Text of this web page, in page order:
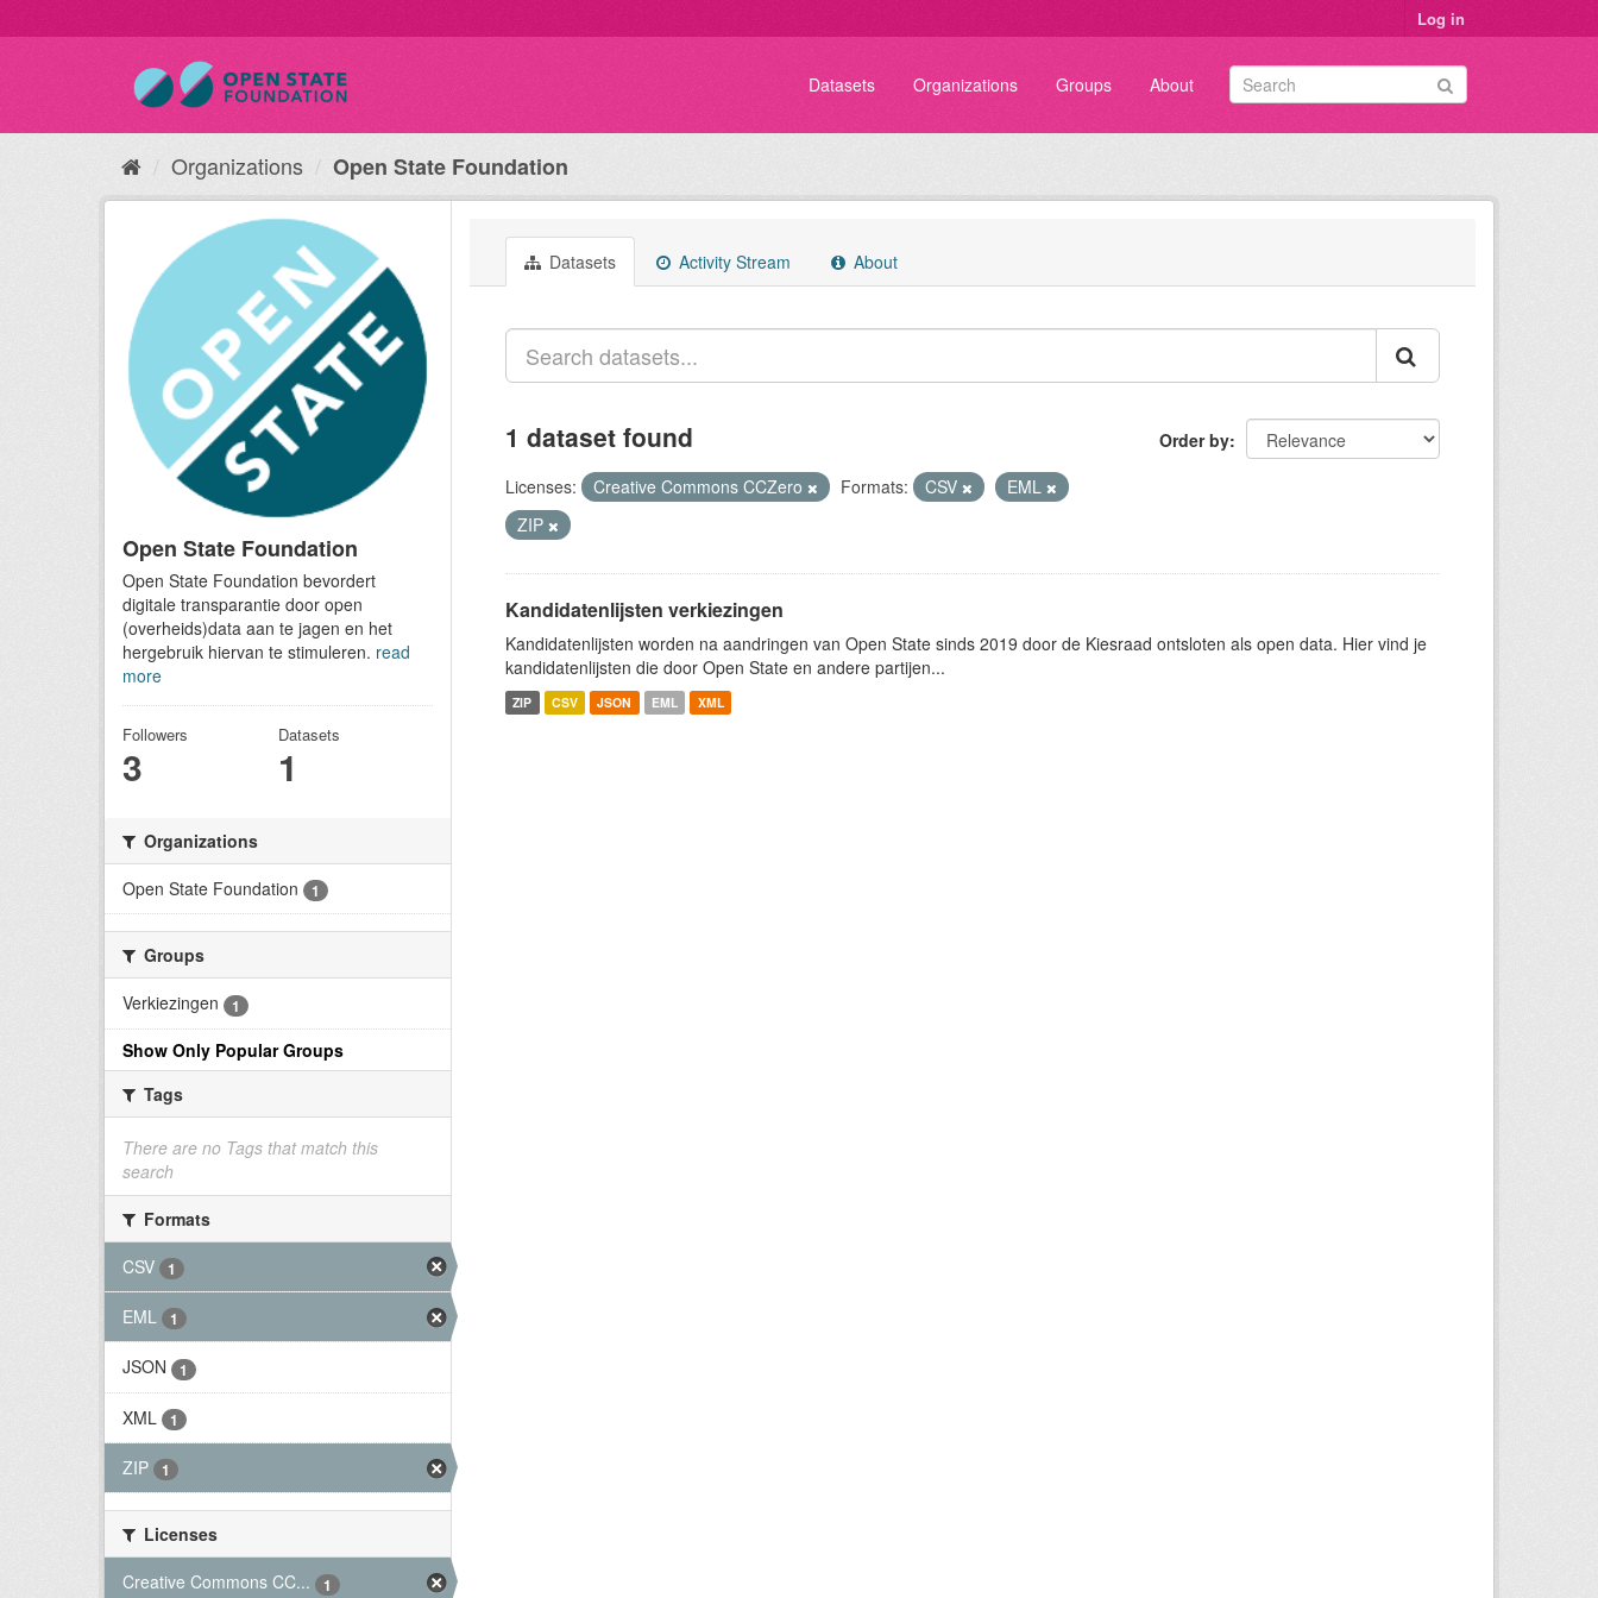
Log in
Datasets Organizations Groups About
Organizations Open State Foundation
Open State Foundation
Open State Foundation bevordert
digitale transparantie door open
(overheids)data aan te jagen en het
hergebruik hiervan te stimuleren. read
more
Followers
3
Datasets
1
Organizations
Open State Foundation
1
Groups
Verkiezingen
1
Show Only Popular Groups
Tags
There are no Tags that match this
search
Formats
CSV
1
EML 1
JSON 1
XML 1
ZIP 1
Licenses
Creative Commons CC...
1
Datasets Activity Stream About
Order by
1 dataset found
Licenses: Creative Commons CCZero Formats: CSV
EML
ZIP
Kandidatenlijsten verkiezingen
Kandidatenlijsten worden na aandringen van Open State sinds 2019 door de Kiesraad ontsloten als open data. Hier vind je
kandidatenlijsten die door Open State en andere partijen...
ZIP CSV JSON EML XML